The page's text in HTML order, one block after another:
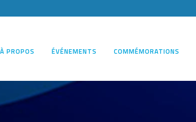
À PROPOS ÉVÉNEMENTS COMMÉMORATIONS